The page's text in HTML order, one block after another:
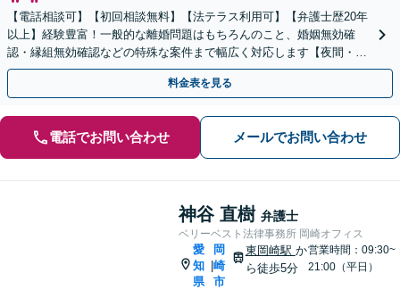
【電話相談可】【初回相談無料】【法テラス利用可】【弁護士歴20年
以上】経験豊富！一般的な離婚問題はもちろんのこと、婚姻無効確
認・縁組無効確認などの特殊な案件まで幅広く対応します【夜間・休
日面談可】【完全個室】【子連れ相談可】【刈谷駅3分】
料金表を見る
電話でお問い合わせ メールでお問い合わせ
神谷 直樹 弁護士
ベリーベスト法律事務所 岡崎オフィス
愛
知
県
岡
崎
市
東岡崎駅 か
ら徒歩5分
営業時間：09:30~
21:00（平日）